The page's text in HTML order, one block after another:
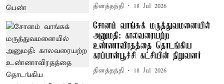
தினத்தந்தி 18 Jul 2026
சோனம் வாங்சுக் மருத்துவமனையில்
அனுமதி: காலவரையற்ற
உண்ணாவிரதத்தை தொடங்கிய
கரப்பான்பூச்சி கட்சியின் நிறுவனர்
தினத்தந்தி 18 Jul 2026